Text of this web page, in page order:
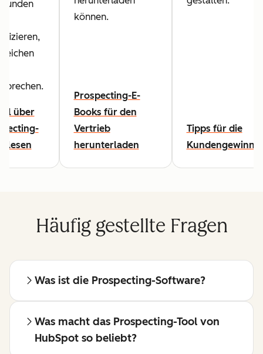
über
lesen
können.
Prospecting-E-
Books für den
Vertrieb
herunterladen
Tipps für die
Häufig gestellte Fragen
Was ist die Prospecting-Software?
Was macht das Prospecting-Tool von
HubSpot so beliebt?